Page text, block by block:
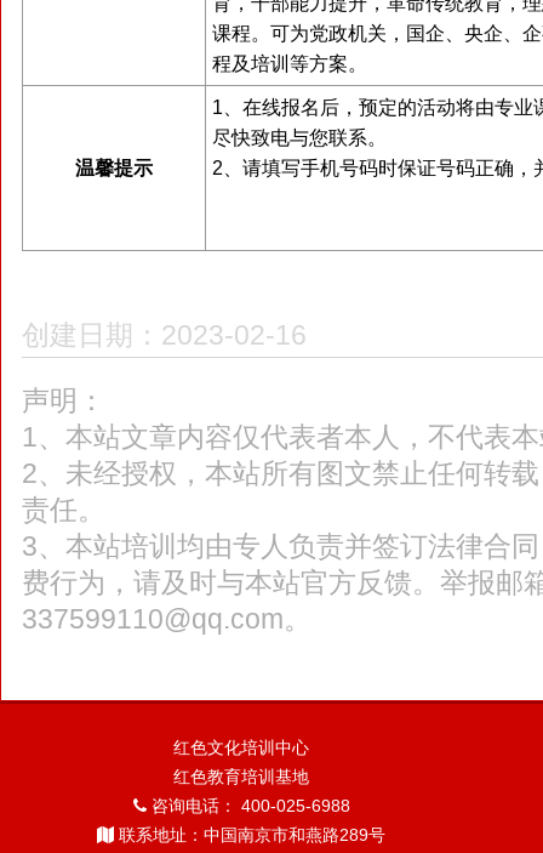
课程。可为党政机关，国企、央企、
程及培训等方案。
温馨提示
1、在线报名后，预定的活动将由专
尽快致电与您联系。
2、请填写手机号码时保证号码正确，
创建日期：2023-02-16
声明：
1、本站文章内容仅代表者本人，不代表
2、未经授权，本站所有图文禁止任何转
责任。
3、本站培训均由专人负责并签订法律合
费行为，请及时与本站官方反馈。举报邮
337599110@qq.com。
红色文化培训中心
红色教育培训基地
咨询电话： 400-025-6988
联系地址：中国南京市和燕路289号